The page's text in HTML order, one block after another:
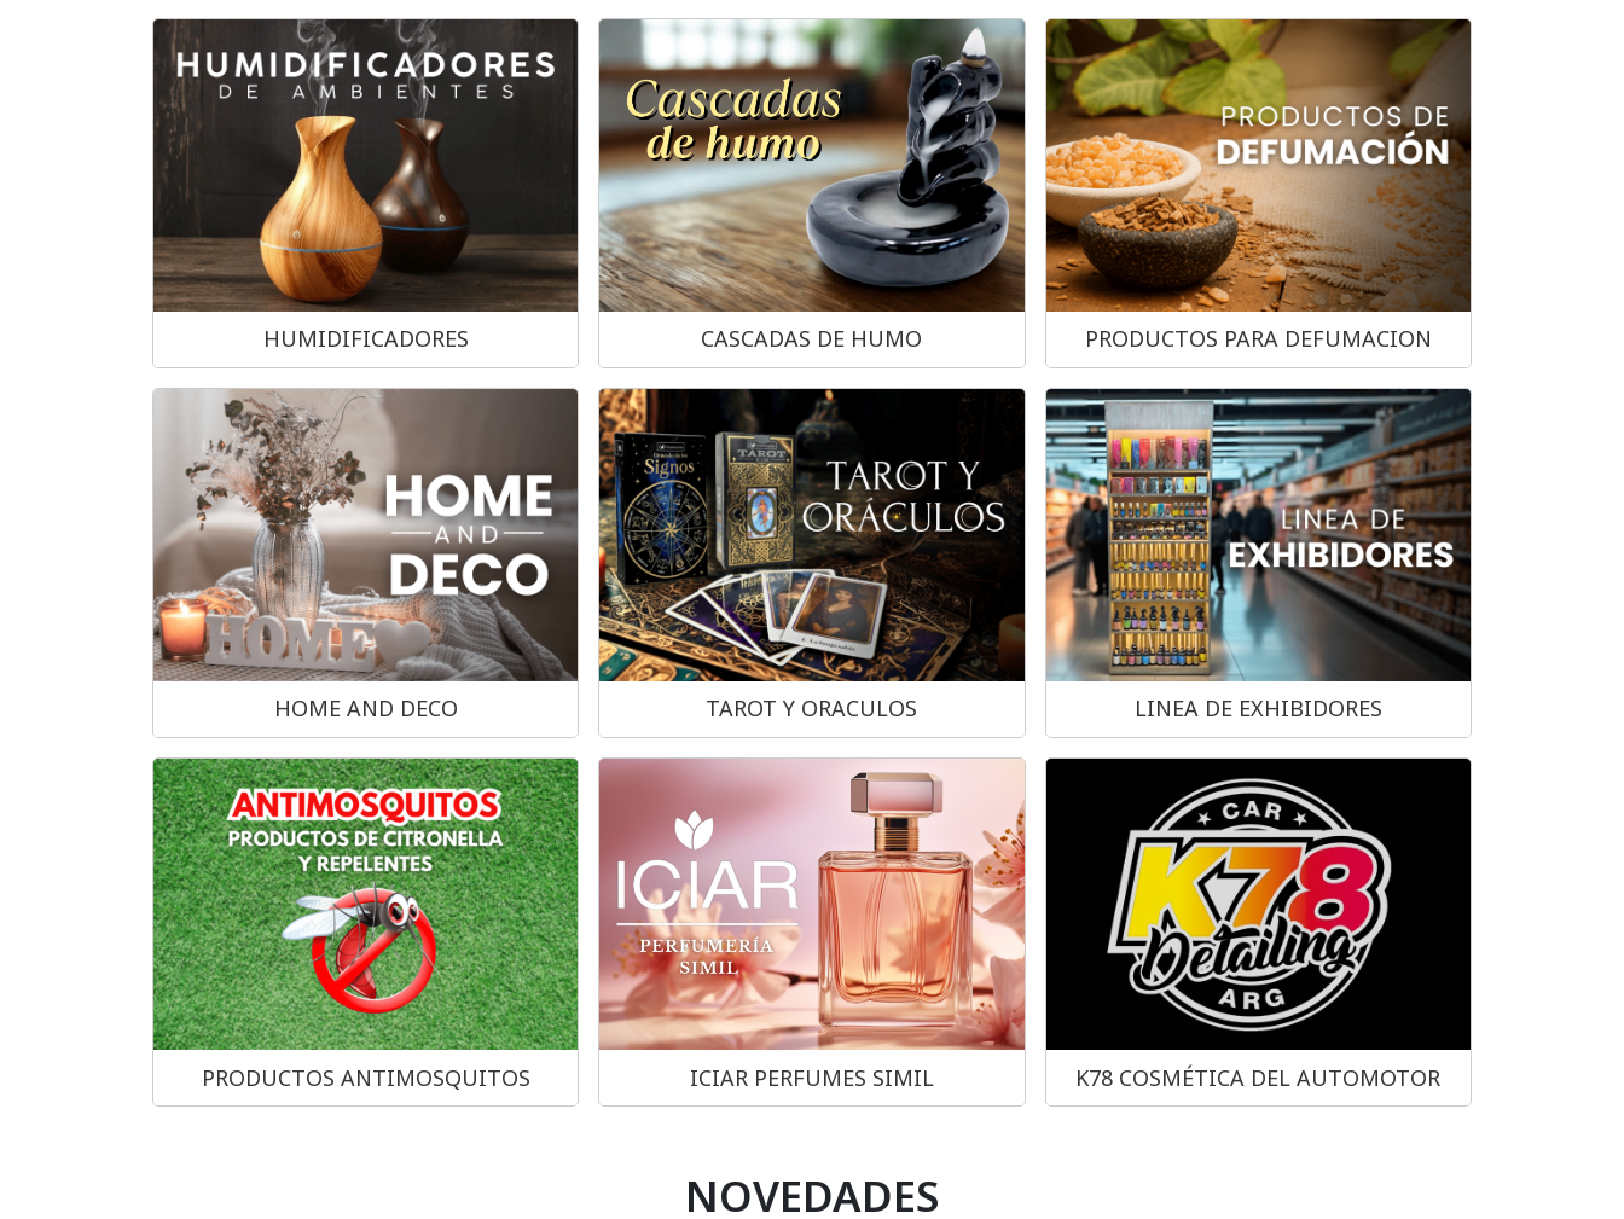
HUMIDIFICADORES CASCADAS DE HUMO PRODUCTOS PARA DEFUMACION
HOME AND DECO TAROT Y ORACULOS LINEA DE EXHIBIDORES
PRODUCTOS ANTIMOSQUITOS ICIAR PERFUMES SIMIL K78 COSMÉTICA DEL AUTOMOTOR
NOVEDADES